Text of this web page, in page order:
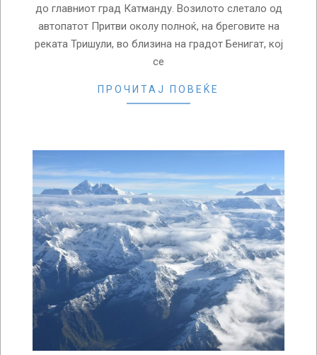
до главниот град Катманду. Возилото слетало од
автопатот Притви околу полноќ, на бреговите на
реката Тришули, во близина на градот Бенигат, кој
се
ПРОЧИТАЈ ПОВЕЌЕ